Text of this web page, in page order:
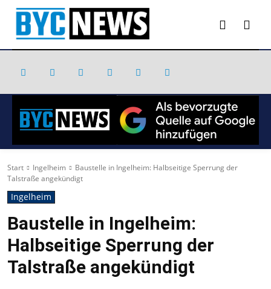
Start Ingelheim
Baustelle in Ingelheim: Halbseitige Sperrung der
Talstraße angekündigt
Ingelheim
Baustelle in Ingelheim:
Halbseitige Sperrung der
Talstraße angekündigt